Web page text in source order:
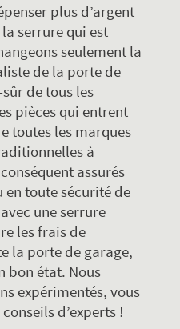
plus d’argent
la serrure qui est
seulement la
de la porte de
de tous les
pièces qui entrent
toutes les marques
à
assurés
en toute sécurité de
une serrure
les frais de
la porte de garage,
bon état. Nous
expérimentés, vous
d’experts !